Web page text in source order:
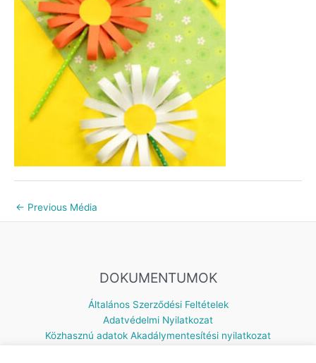
← Previous Média
DOKUMENTUMOK
Általános Szerződési Feltételek
Adatvédelmi Nyilatkozat
Közhasznú adatok Akadálymentesítési nyilatkozat